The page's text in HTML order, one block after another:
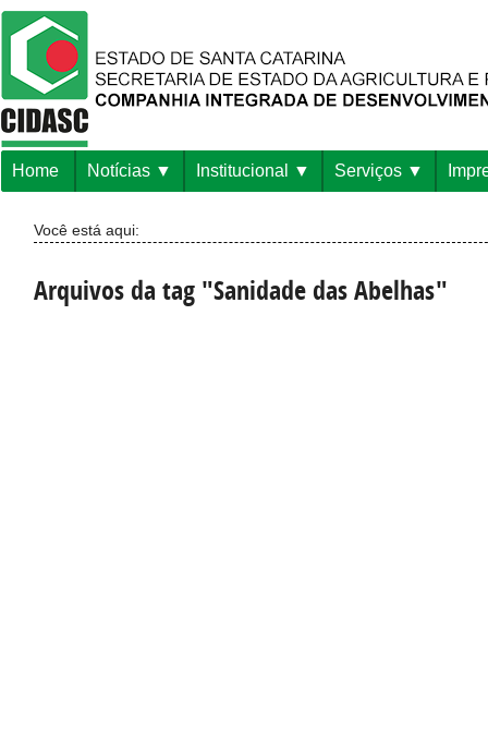
Home Notícias Institucional Serviços
Você está aqui:
Arquivos da tag "Sanidade das Abelhas"